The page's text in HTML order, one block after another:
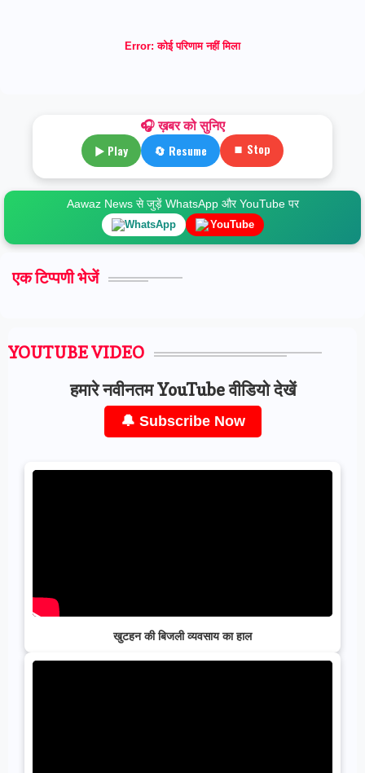
Error: कोई परिणाम नहीं मिला
🎧 ख़बर को सुनिए
▶ Play 🔄 Resume ⏹ Stop
Aawaz News से जुड़ें WhatsApp और YouTube पर
WhatsApp YouTube
एक टिप्पणी भेजें
YOUTUBE VIDEO
हमारे नवीनतम YouTube वीडियो देखें
🔔 Subscribe Now
खुटहन की बिजली व्यवसाय का हाल